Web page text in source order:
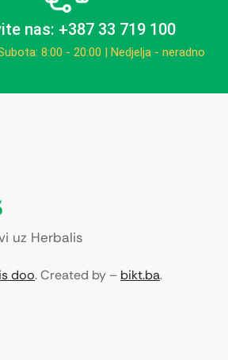
nas: +387 33 719 100
8:00 - 20:00 | Nedjelja - neradno
uz Herbalis
doo. Created by – bikt.ba.